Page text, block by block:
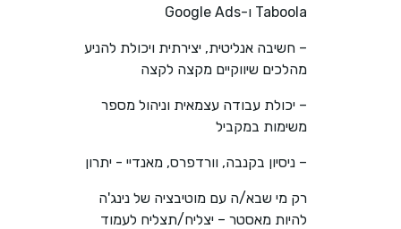
Taboola ו-Google Ads
– חשיבה אנליטית, יצירתית ויכולת להניע
מהלכים שיווקיים מקצה לקצה
– יכולת עבודה עצמאית וניהול מספר
משימות במקביל
– ניסיון בקנבה, וורדפרס, מאנדיי - יתרון
רק מי שבא/ה עם מוטיבציה של נינג'ה
להיות מאסטר – יצליח/תצליח לעמוד